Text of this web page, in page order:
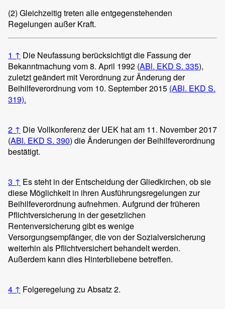
(2) Gleichzeitig treten alle entgegenstehenden
Regelungen außer Kraft.
1 ↑ Die Neufassung berücksichtigt die Fassung der
Bekanntmachung vom 8. April 1992 (ABl. EKD S. 335),
zuletzt geändert mit Verordnung zur Änderung der
Beihilfeverordnung vom 10. September 2015 (ABl. EKD S.
319).
2 ↑ Die Vollkonferenz der UEK hat am 11. November 2017
(ABl. EKD S. 390) die Änderungen der Beihilfeverordnung
bestätigt.
3 ↑ Es steht in der Entscheidung der Gliedkirchen, ob sie
diese Möglichkeit in ihren Ausführungsregelungen zur
Beihilfeverordnung aufnehmen. Aufgrund der früheren
Pflichtversicherung in der gesetzlichen
Rentenversicherung gibt es wenige
Versorgungsempfänger, die von der Sozialversicherung
weiterhin als Pflichtversichert behandelt werden.
Außerdem kann dies Hinterbliebene betreffen.
4 ↑ Folgeregelung zu Absatz 2.